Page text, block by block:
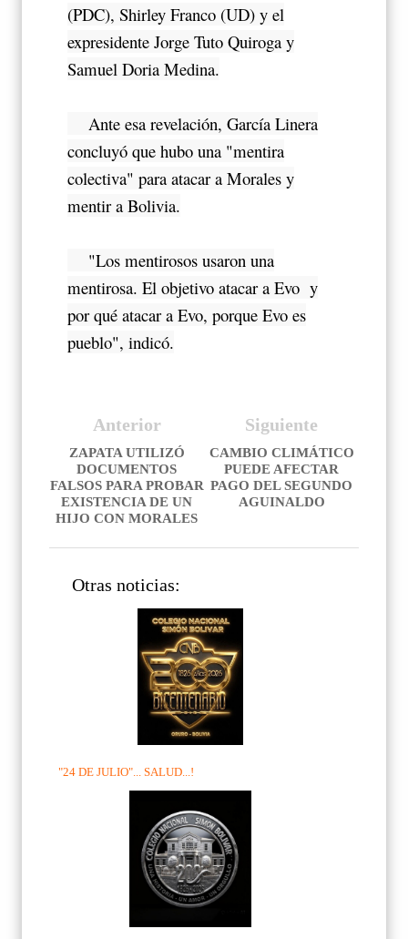
(PDC), Shirley Franco (UD) y el
expresidente Jorge Tuto Quiroga y
Samuel Doria Medina.
Ante esa revelación, García Linera
concluyó que hubo una "mentira
colectiva" para atacar a Morales y
mentir a Bolivia.
"Los mentirosos usaron una
mentirosa. El objetivo atacar a Evo y
por qué atacar a Evo, porque Evo es
pueblo", indicó.
Siguiente
CAMBIO CLIMÁTICO
PUEDE AFECTAR
PAGO DEL SEGUNDO
AGUINALDO
Anterior
ZAPATA UTILIZÓ
DOCUMENTOS
FALSOS PARA PROBAR
EXISTENCIA DE UN
HIJO CON MORALES
Otras noticias:
"24 DE JULIO"... SALUD...!